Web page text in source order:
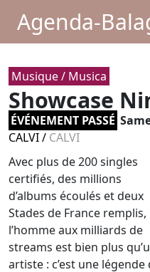
Agenda-
Musique / Musica
Showcase
ÉVÉNEMENT PASSÉ
CALVI/ CALVI
Avec plus de 200 singles
certifiés, des millions
d’albums écoulés et deux
Stades de France remplis,
l’homme aux milliards de
streams est bien plus
artiste : c’est une